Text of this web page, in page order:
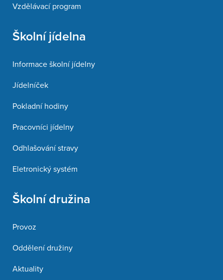
Vzdělávací program
Školní jídelna
Informace školní jídelny
Jídelníček
Pokladní hodiny
Pracovníci jídelny
Odhlašování stravy
Eletronický systém
Školní družina
Provoz
Oddělení družiny
Aktuality